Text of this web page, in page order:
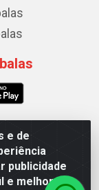
e de
publicidade
e melhorar a
Galpão B -
075 - CNPJ